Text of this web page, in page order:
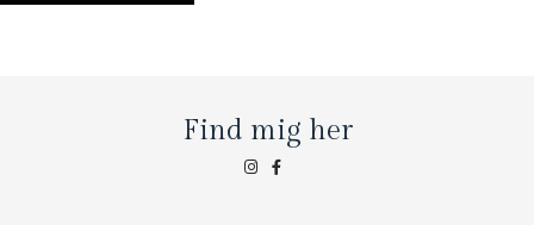
Find mig her